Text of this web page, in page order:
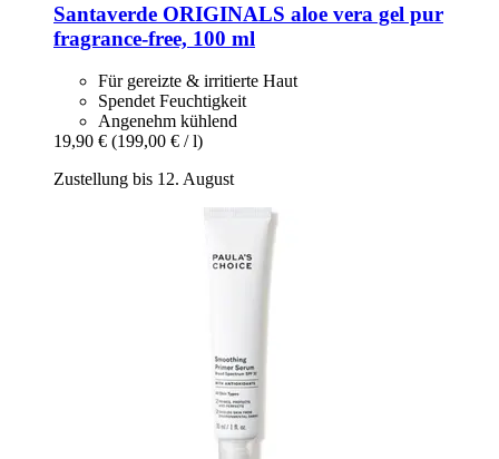
Santaverde ORIGINALS aloe vera gel pur
fragrance-​free, 100 ml
Für gereizte & irritierte Haut
Spendet Feuchtigkeit
Angenehm kühlend
19,90 € (199,00 € / l)
Zustellung bis 12. August